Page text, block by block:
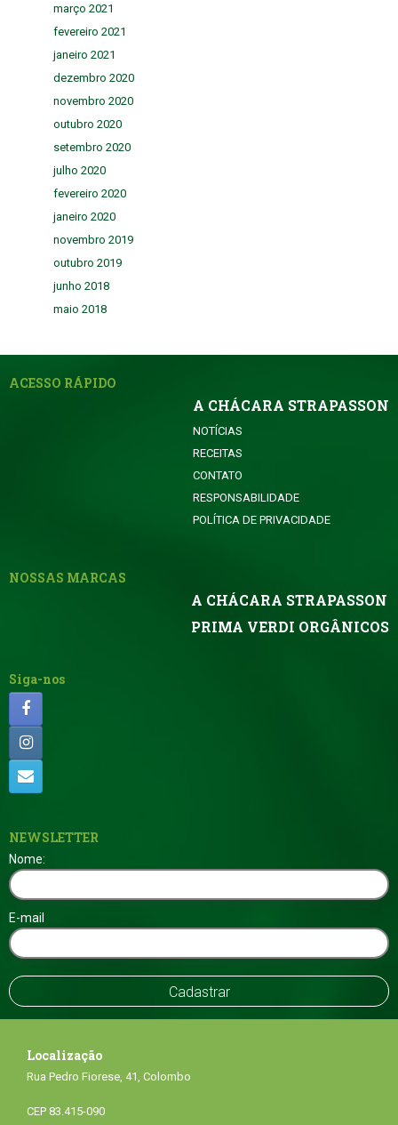
março 2021
fevereiro 2021
janeiro 2021
dezembro 2020
novembro 2020
outubro 2020
setembro 2020
julho 2020
fevereiro 2020
janeiro 2020
novembro 2019
outubro 2019
junho 2018
maio 2018
ACESSO RÁPIDO
A CHÁCARA STRAPASSON
NOTÍCIAS
RECEITAS
CONTATO
RESPONSABILIDADE
POLÍTICA DE PRIVACIDADE
NOSSAS MARCAS
A CHÁCARA STRAPASSON
PRIMA VERDI ORGÂNICOS
Siga-nos
NEWSLETTER
Nome:
E-mail
Localização
Rua Pedro Fiorese, 41, Colombo
CEP 83.415-090